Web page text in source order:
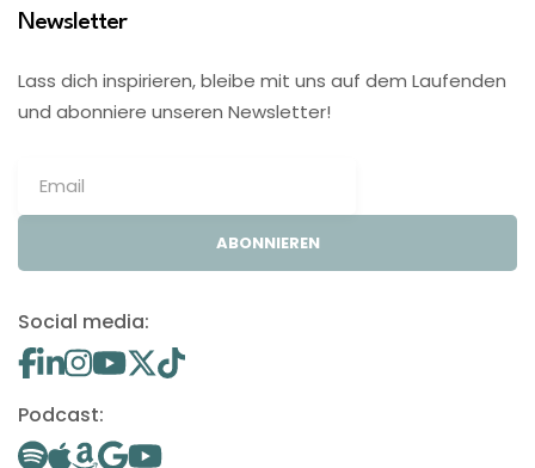
Newsletter
Lass dich inspirieren, bleibe mit uns auf dem Laufenden
und abonniere unseren Newsletter!
ABONNIEREN
Social media:
Podcast: